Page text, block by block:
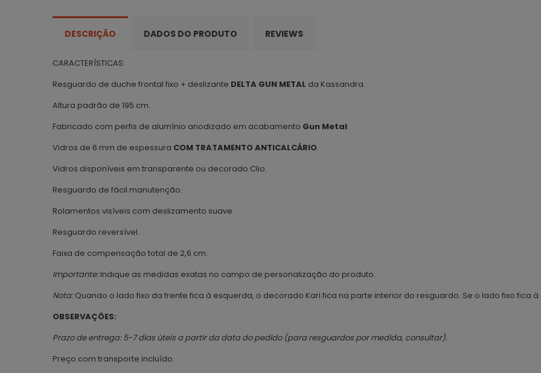
DESCRIÇÃO DADOS DO PRODUTO REVIEWS
CARACTERÍSTICAS:
Resguardo de duche frontal fixo + deslizante DELTA GUN METAL da Kassandra.
Altura padrão de 195 cm.
Fabricado com perfis de alumínio anodizado em acabamento Gun Metal.
Vidros de 6 mm de espessura COM TRATAMENTO ANTICALCÁRIO.
Vidros disponíveis em transparente ou decorado Clio.
Resguardo de fácil manutenção.
Rolamentos visíveis com deslizamento suave.
Resguardo reversível.
Faixa de compensação total de 2,6 cm.
Importante:Indique as medidas exatas no campo de personalização do produto.
Nota:Quando o lado fixo da frente fica à esquerda, o decorado Kari fica na parte interior do resguardo. Se o lado fixo fica
OBSERVAÇÕES:
Prazo de entrega: 5-7 dias úteis a partir da data do pedido (para resguardos por medida, consultar).
Preço com transporte incluído.